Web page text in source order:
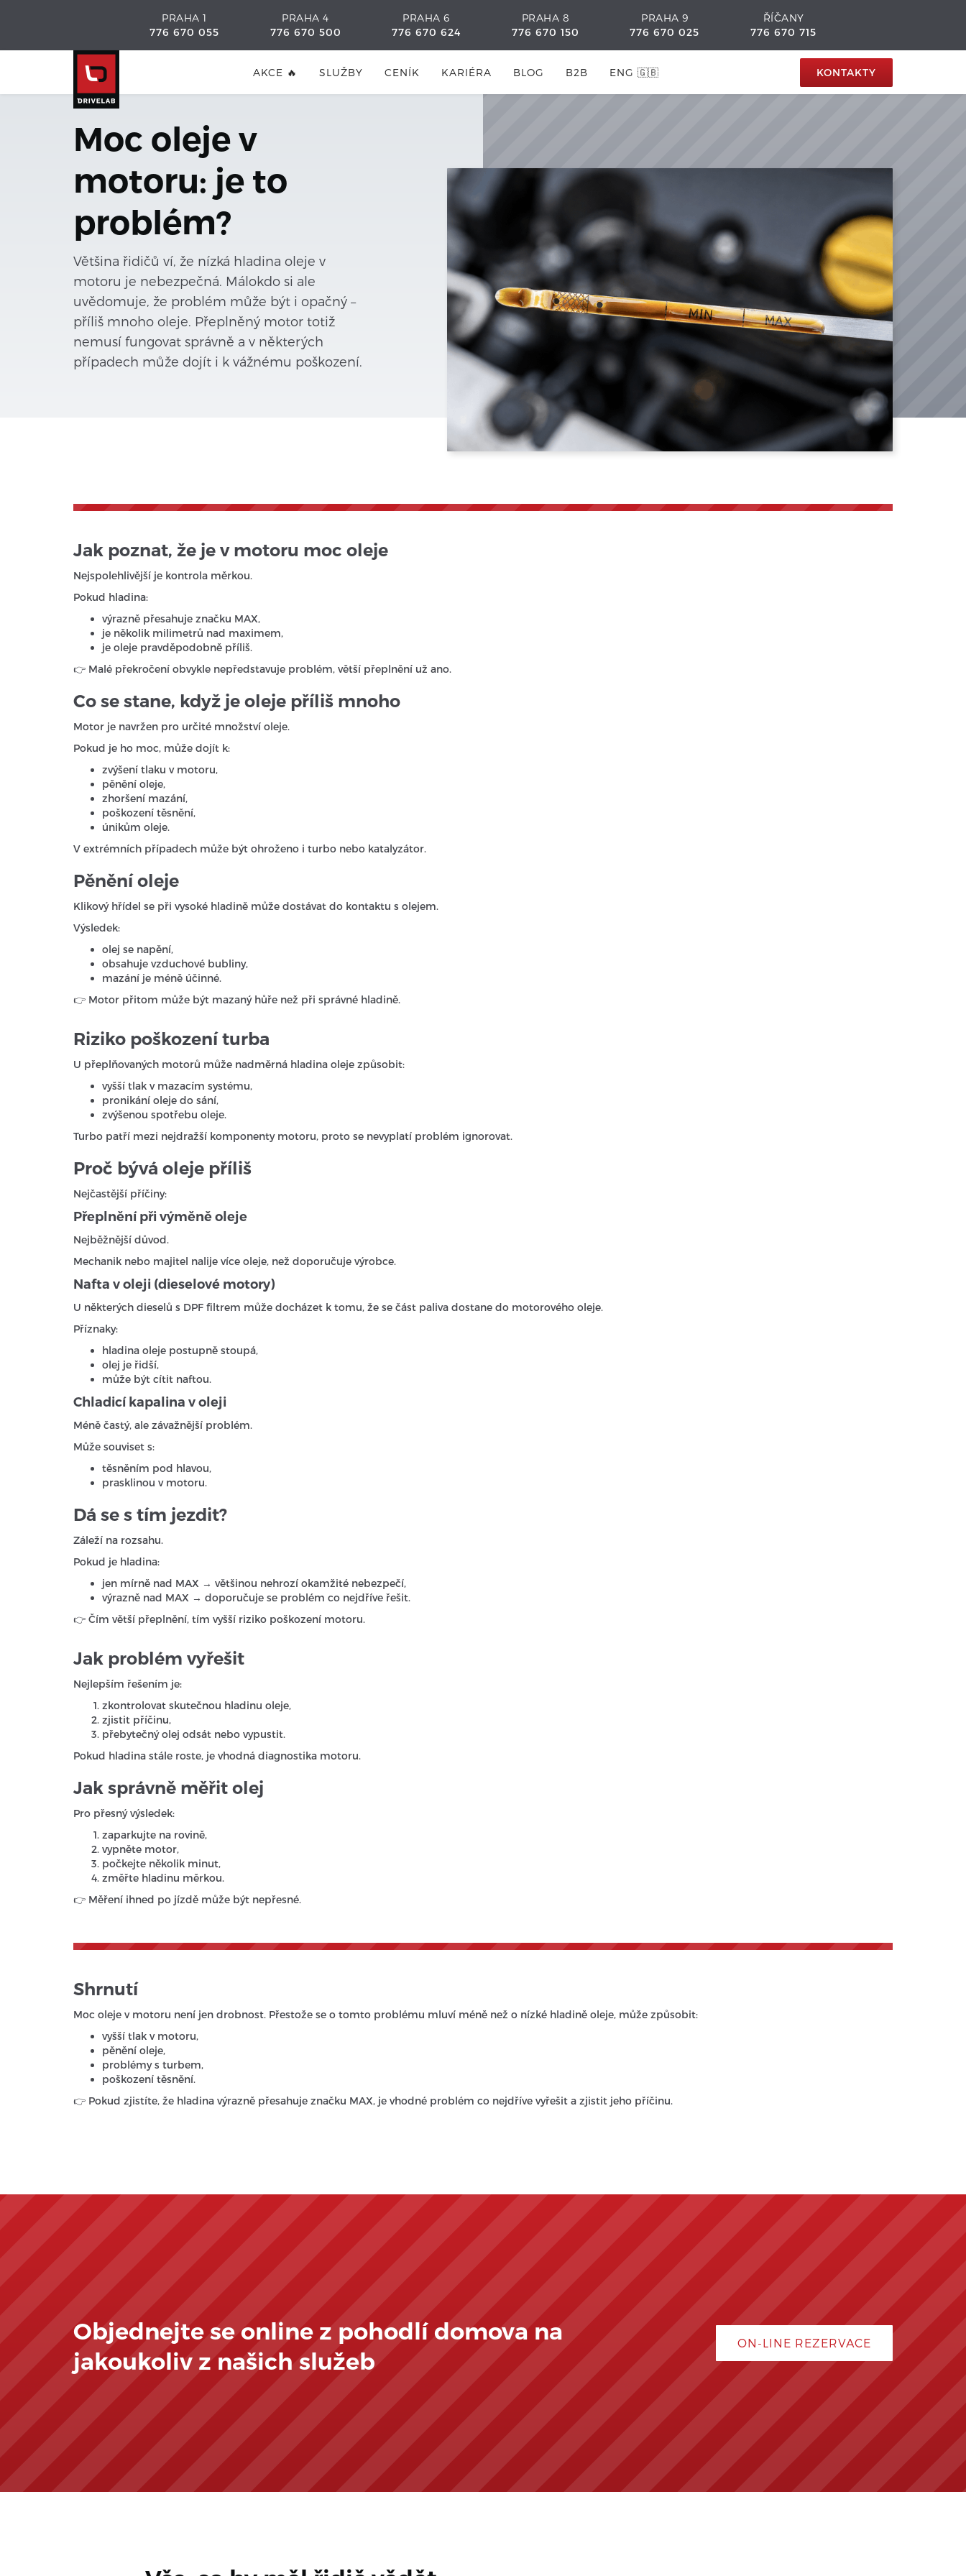
PRAHA 1
776 670 055
PRAHA 4
776 670 500
PRAHA 6
776 670 624
PRAHA 8
776 670 150
PRAHA 9
776 670 025
ŘÍČANY
776 670 715
AKCE 🔥 SLUŽBY CENÍK KARIÉRA BLOG B2B ENG 🇬🇧 KONTAKTY
Moc oleje v
motoru: je to
problém?
Většina řidičů ví, že nízká hladina oleje v
motoru je nebezpečná. Málokdo si ale
uvědomuje, že problém může být i opačný –
příliš mnoho oleje. Přeplněný motor totiž
nemusí fungovat správně a v některých
případech může dojít i k vážnému poškození.
Jak poznat, že je v motoru moc oleje
Nejspolehlivější je kontrola měrkou.
Pokud hladina:
výrazně přesahuje značku MAX,
je několik milimetrů nad maximem,
je oleje pravděpodobně příliš.
👉 Malé překročení obvykle nepředstavuje problém, větší přeplnění už ano.
Co se stane, když je oleje příliš mnoho
Motor je navržen pro určité množství oleje.
Pokud je ho moc, může dojít k:
zvýšení tlaku v motoru,
pěnění oleje,
zhoršení mazání,
poškození těsnění,
únikům oleje.
V extrémních případech může být ohroženo i turbo nebo katalyzátor.
Pěnění oleje
Klikový hřídel se při vysoké hladině může dostávat do kontaktu s olejem.
Výsledek:
olej se napění,
obsahuje vzduchové bubliny,
mazání je méně účinné.
👉 Motor přitom může být mazaný hůře než při správné hladině.
Riziko poškození turba
U přeplňovaných motorů může nadměrná hladina oleje způsobit:
vyšší tlak v mazacím systému,
pronikání oleje do sání,
zvýšenou spotřebu oleje.
Turbo patří mezi nejdražší komponenty motoru, proto se nevyplatí problém ignorovat.
Proč bývá oleje příliš
Nejčastější příčiny:
Přeplnění při výměně oleje
Nejběžnější důvod.
Mechanik nebo majitel nalije více oleje, než doporučuje výrobce.
Nafta v oleji (dieselové motory)
U některých dieselů s DPF filtrem může docházet k tomu, že se část paliva dostane do motorového oleje.
Příznaky:
hladina oleje postupně stoupá,
olej je řidší,
může být cítit naftou.
Chladicí kapalina v oleji
Méně častý, ale závažnější problém.
Může souviset s:
těsněním pod hlavou,
prasklinou v motoru.
Dá se s tím jezdit?
Záleží na rozsahu.
Pokud je hladina:
jen mírně nad MAX → většinou nehrozí okamžité nebezpečí,
výrazně nad MAX → doporučuje se problém co nejdříve řešit.
👉 Čím větší přeplnění, tím vyšší riziko poškození motoru.
Jak problém vyřešit
Nejlepším řešením je:
zkontrolovat skutečnou hladinu oleje,
zjistit příčinu,
přebytečný olej odsát nebo vypustit.
Pokud hladina stále roste, je vhodná diagnostika motoru.
Jak správně měřit olej
Pro přesný výsledek:
zaparkujte na rovině,
vypněte motor,
počkejte několik minut,
změřte hladinu měrkou.
👉 Měření ihned po jízdě může být nepřesné.
Shrnutí
Moc oleje v motoru není jen drobnost. Přestože se o tomto problému mluví méně než o nízké hladině oleje, může způsobit:
vyšší tlak v motoru,
pěnění oleje,
problémy s turbem,
poškození těsnění.
👉 Pokud zjistíte, že hladina výrazně přesahuje značku MAX, je vhodné problém co nejdříve vyřešit a zjistit jeho příčinu.
Objednejte se online z pohodlí domova na
jakoukoliv z našich služeb
ON-LINE REZERVACE